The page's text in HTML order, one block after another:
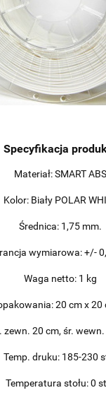
Specyfikacja
Materiał: SMART ABS
Kolor: Biały POLAR
Średnica: 1,75 mm.
wymiarowa: +/-
Waga netto: 1 kg
20 cm x 20
zewn. 20 cm, śr.
Temp. druku: 185-230
Temperatura stołu: 0